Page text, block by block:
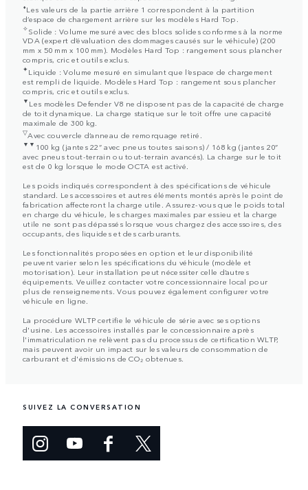
⬧Les valeurs de la partie arrière 1 correspondent à la partition
d’espace de chargement arrière sur les modèles Hard Top.
✧Solide : Volume mesuré avec des blocs solides conformes à la norme
VDA (expert d’évaluation des dommages causés sur le véhicule) (200
mm x 50 mm x 100 mm). Modèles Hard Top : rangement sous plancher
compris, cric et outils exclus.
✦Liquide : Volume mesuré en simulant que l’espace de chargement
est rempli de liquide. Modèles Hard Top : rangement sous plancher
compris, cric et outils exclus.
▼ Les modèles Defender V8 ne disposent pas de la capacité de charge
de toit dynamique. La charge statique sur le toit offre une capacité
maximale de 300 kg.
▽Avec couvercle d’anneau de remorquage retiré.
▼▼ 100 kg (jantes 22” avec pneus toutes saisons) / 168 kg (jantes 20”
avec pneus tout-terrain ou tout-terrain avancés). La charge sur le toit
est de 0 kg lorsque le mode OCTA est activé.
Les poids indiqués correspondent à des spécifications de véhicule
standard. Les accessoires et autres éléments montés après le point de
fabrication affecteront la charge utile. Assurez-vous que le poids total
en charge du véhicule, les charges maximales par essieu et la charge
utile ne sont pas dépassés lorsque vous chargez des accessoires, des
occupants, des liquides et des carburants.
Les fonctionnalités proposées en option et leur disponibilité
peuvent varier selon les spécifications du véhicule (modèle et
motorisation). Leur installation peut nécessiter celle d’autres
équipements. Veuillez contacter votre concessionnaire local pour
plus de renseignements. Vous pouvez également configurer votre
véhicule en ligne.
La procédure WLTP certifie le véhicule de série avec ses options
d'usine. Les accessoires installés par le concessionnaire après
l'immatriculation ne relèvent pas du processus de certification WLTP,
mais peuvent avoir un impact sur les valeurs de consommation de
carburant et d'émissions de CO₂ obtenues.
SUIVEZ LA CONVERSATION